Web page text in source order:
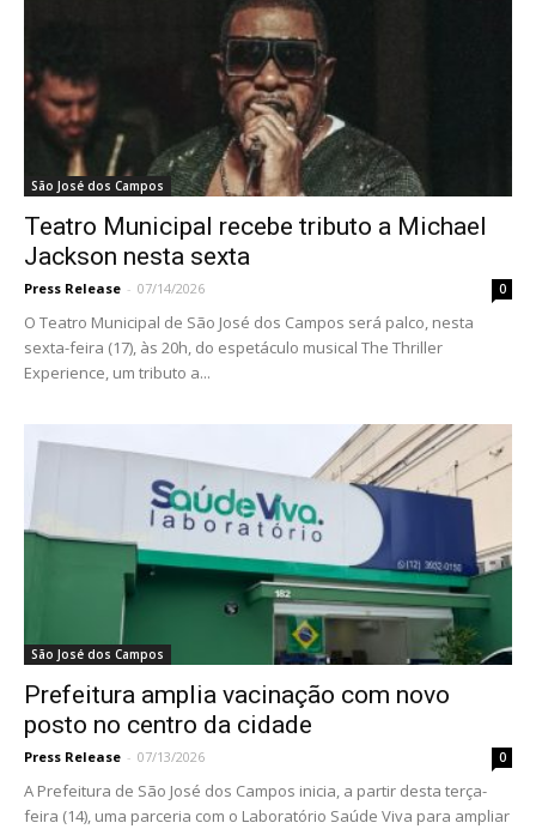
São José dos Campos
Teatro Municipal recebe tributo a Michael
Jackson nesta sexta
Press Release - 07/14/2026 0
O Teatro Municipal de São José dos Campos será palco, nesta
sexta-feira (17), às 20h, do espetáculo musical The Thriller
Experience, um tributo a...
São José dos Campos
Prefeitura amplia vacinação com novo
posto no centro da cidade
Press Release - 07/13/2026 0
A Prefeitura de São José dos Campos inicia, a partir desta terça-
feira (14), uma parceria com o Laboratório Saúde Viva para ampliar